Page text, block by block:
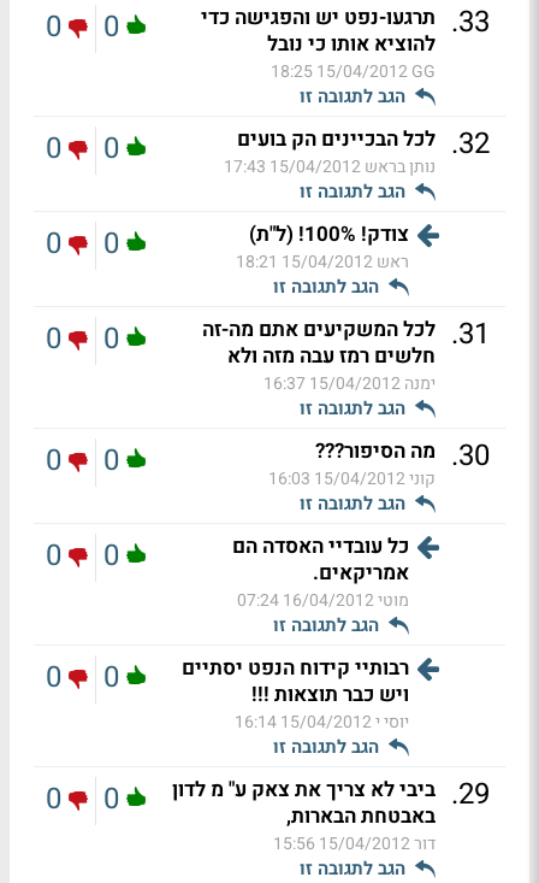
33
. תרגעו-נפט יש והפגישה כדי
להוציא אותו כי נובל
GG
15/04/2012 18:25
הגב לתגובה זו
0
0
32
. לכל הבכיינים הק בועים
נותן בראש15/04/2012 17:43
הגב לתגובה זו
0
0
צודק! 100%! (ל"ת)
ראש15/04/2012 18:21
הגב לתגובה זו
0
0
31
. לכל המשקיעים אתם מה-זה
חלשים רמז עבה מזה ולא
ימנה15/04/2012 16:37
הגב לתגובה זו
0
0
30
. מה הסיפור???
קוני15/04/2012 16:03
הגב לתגובה זו
0
0
כל עובדיי האסדה הם
אמריקאים.
מוטי16/04/2012 07:24
הגב לתגובה זו
0
0
רבותיי קידוח הנפט יסתיים
ויש כבר תוצאות !!!
יוסי י15/04/2012 16:14
הגב לתגובה זו
0
0
29
. ביבי לא צריך את צאק ע" מ לדון
באבטחת הבארות,
דור15/04/2012 15:56
הגב לתגובה זו
0
0